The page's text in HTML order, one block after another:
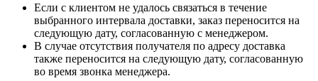
Если с клиентом не удалось связаться в течение
выбранного интервала доставки, заказ переносится на
следующую дату, согласованную с менеджером.
В случае отсутствия получателя по адресу доставка
также переносится на следующую дату, согласованную
во время звонка менеджера.